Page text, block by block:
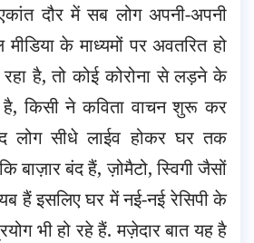
दौर में सब लोग अपनी-अपनी
के माध्यमों पर अवतरित हो
रहा है, तो कोई कोरोना से लड़ने के
है, किसी ने कविता वाचन शुरू कर
लोग सीधे लाईव होकर घर तक
बाज़ार बंद हैं, ज़ोमैटो, स्विगी जैसों
हैं इसलिए घर में नई-नई रेसिपी के
भी हो रहे हैं. मज़ेदार बात यह है